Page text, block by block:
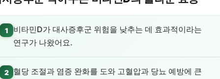
1
비타민D가 대사증후군 위험을 낮추는 데 효과적이라는
연구가 나왔어요.
2
혈당 조절과 염증 완화를 도와 고혈압과 당뇨 예방에 큰